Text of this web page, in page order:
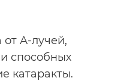
А-лучей,
способных
катаракты.